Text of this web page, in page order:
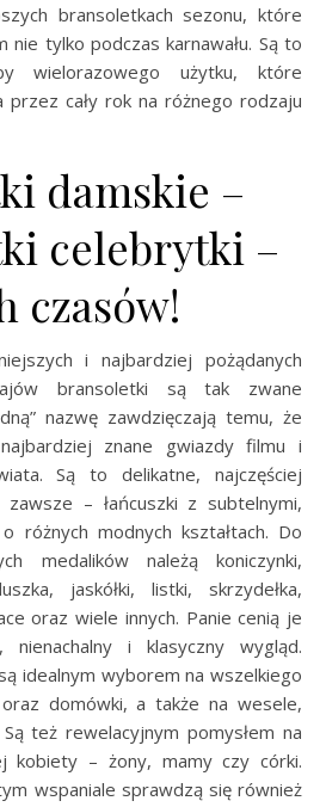
bransoletkach sezonu, które
nie tylko podczas karnawału. Są to
wielorazowego użytku, które
przez cały rok na różnego rodzaju
damskie –
celebrytki –
czasów!
i najbardziej pożądanych
bransoletki są tak zwane
nazwę zawdzięczają temu, że
znane gwiazdy filmu i
Są to delikatne, najczęściej
– łańcuszki z subtelnymi,
różnych modnych kształtach. Do
medalików należą koniczynki,
jaskółki, listki, skrzydełka,
oraz wiele innych. Panie cenią je
nienachalny i klasyczny wygląd.
idealnym wyborem na wszelkiego
domówki, a także na wesele,
też rewelacyjnym pomysłem na
kobiety – żony, mamy czy córki.
wspaniale sprawdzą się również